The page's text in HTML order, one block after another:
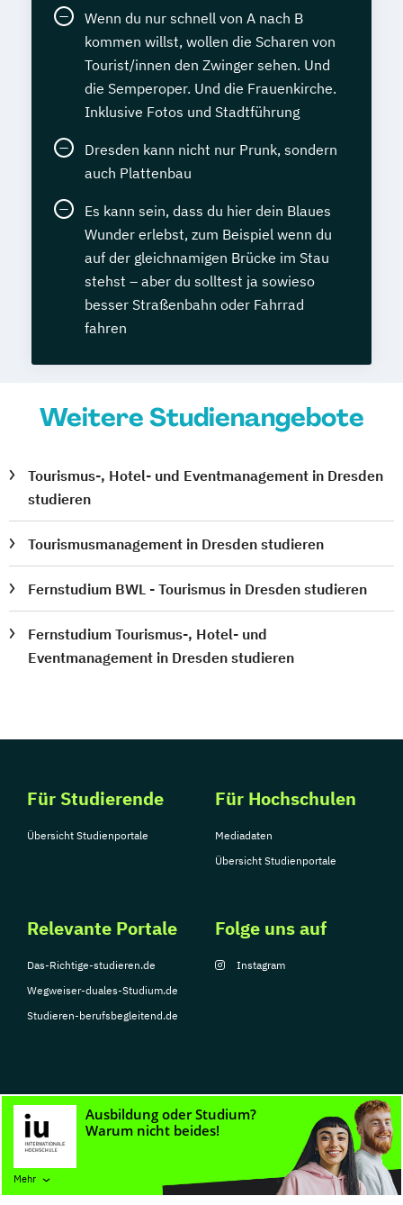
Mehr
Wenn du nur schnell von A nach B
kommen willst, wollen die Scharen von
Tourist/innen den Zwinger sehen. Und
die Semperoper. Und die Frauenkirche.
Inklusive Fotos und Stadtführung
Dresden kann nicht nur Prunk, sondern
auch Plattenbau
Es kann sein, dass du hier dein Blaues
Wunder erlebst, zum Beispiel wenn du
auf der gleichnamigen Brücke im Stau
stehst – aber du solltest ja sowieso
besser Straßenbahn oder Fahrrad
fahren
Weitere Studienangebote
Tourismus-, Hotel- und Eventmanagement in Dresden
studieren
Tourismusmanagement in Dresden studieren
Fernstudium BWL - Tourismus in Dresden studieren
Fernstudium Tourismus-, Hotel- und
Eventmanagement in Dresden studieren
Für Studierende
Übersicht Studienportale
Für Hochschulen
Mediadaten
Übersicht Studienportale
Relevante Portale
Das-Richtige-studieren.de
Wegweiser-duales-Studium.de
Studieren-berufsbegleitend.de
Folge uns auf
Instagram
© Copyright 2026, TarGroup Media GmbH
Nutzungsbedingungen